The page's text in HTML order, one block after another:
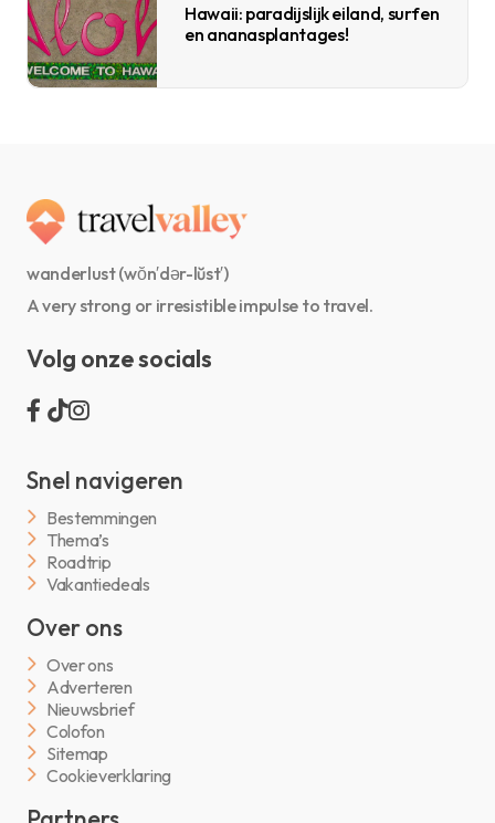
Hawaii: paradijslijk eiland, surfen
en ananasplantages!
wanderlust (wŏn′dər-lŭst′)
A very strong or irresistible impulse to travel.
Volg onze socials
Snel navigeren
Bestemmingen
Thema’s
Roadtrip
Vakantiedeals
Over ons
Over ons
Adverteren
Nieuwsbrief
Colofon
Sitemap
Cookieverklaring